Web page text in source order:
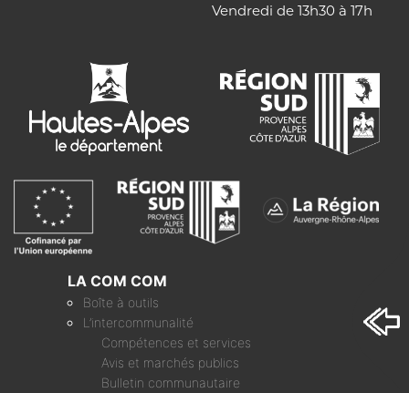
Vendredi de 13h30 à 17h
LA COM COM
Boîte à outils
L’intercommunalité
Compétences et services
Avis et marchés publics
Bulletin communautaire